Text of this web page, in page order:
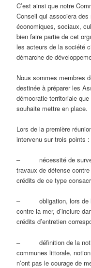
C’est ainsi que notre
Conseil qui associera
économiques, sociaux,
bien faire partie de cet
les acteurs de la société
démarche de
Nous sommes membres
destinée à préparer les
démocratie territoriale
souhaite mettre en place.
Lors de la première
intervenu sur trois points :
– nécessité de
travaux de défense
crédits de ce type
– obligation, lors de
contre la mer, d’inclure
crédits d’entretien
– définition de la
communes littorale,
n’ont pas le courage de